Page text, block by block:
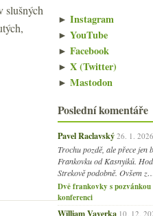
slušných
► Instagram
► YouTube
► Facebook
► X (Twitter)
► Mastodon
Poslední komentáře
Pavel Raclavský 26. 1. 2026
Trochu pozdě, ale přece jen
Frankovku od Kasnyiků.
Strekově podobně. Ovšem z…
Dvě frankovky s pozvánkou
konferenci
William Vaverka 10. 12.